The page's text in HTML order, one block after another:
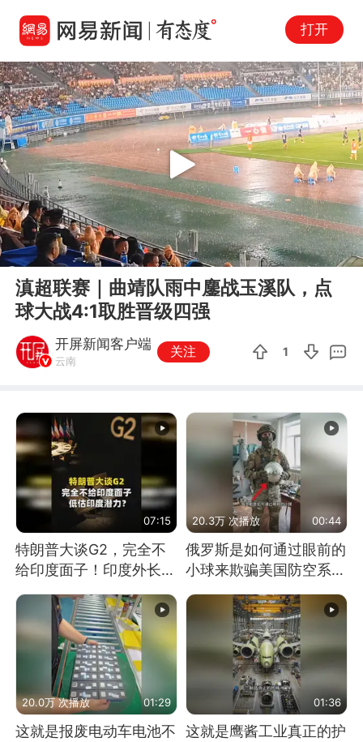
打开
00:00 00:24
Play
滇超联赛｜曲靖队雨中鏖战玉溪队，点
球大战4:1取胜晋级四强
开屏新闻客户端
云南
关注 1
07:15
特朗普大谈G2，完全不
给印度面子！印度外长：
低估印度潜力
20.3万 次播放 00:44
俄罗斯是如何通过眼前的
小球来欺骗美国防空系统
的
20.0万 次播放 01:29
这就是报废电动车电池不
01:36
这就是鹰酱工业真正的护